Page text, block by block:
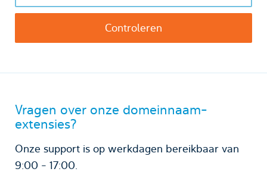
Vragen over onze domeinnaam-
extensies?
Onze support is op werkdagen bereikbaar van
9:00 - 17:00.